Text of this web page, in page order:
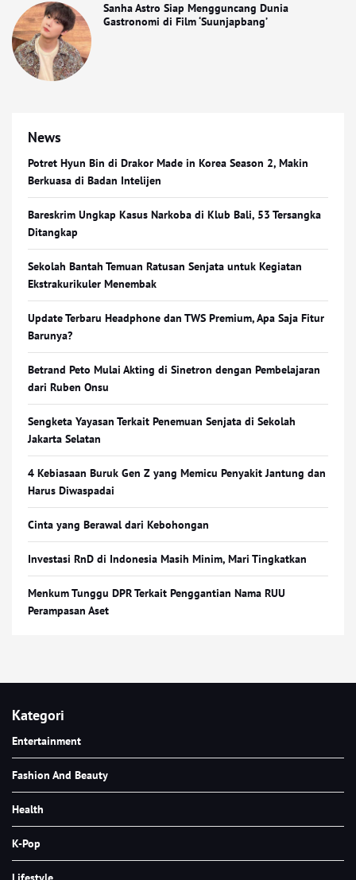
Sanha Astro Siap Mengguncang Dunia
Gastronomi di Film ‘Suunjapbang’
News
Potret Hyun Bin di Drakor Made in Korea Season 2, Makin
Berkuasa di Badan Intelijen
Bareskrim Ungkap Kasus Narkoba di Klub Bali, 53 Tersangka
Ditangkap
Sekolah Bantah Temuan Ratusan Senjata untuk Kegiatan
Ekstrakurikuler Menembak
Update Terbaru Headphone dan TWS Premium, Apa Saja Fitur
Barunya?
Betrand Peto Mulai Akting di Sinetron dengan Pembelajaran
dari Ruben Onsu
Sengketa Yayasan Terkait Penemuan Senjata di Sekolah
Jakarta Selatan
4 Kebiasaan Buruk Gen Z yang Memicu Penyakit Jantung dan
Harus Diwaspadai
Cinta yang Berawal dari Kebohongan
Investasi RnD di Indonesia Masih Minim, Mari Tingkatkan
Menkum Tunggu DPR Terkait Penggantian Nama RUU
Perampasan Aset
Kategori
Entertainment
Fashion And Beauty
Health
K-Pop